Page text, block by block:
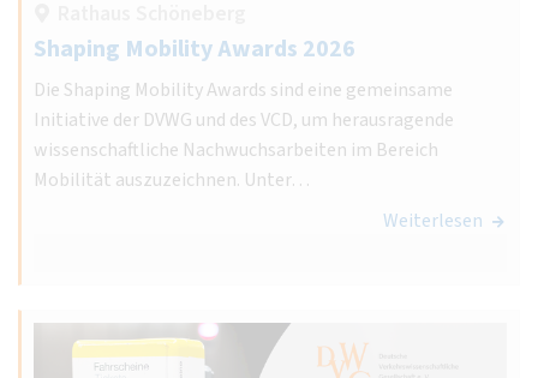
Shaping Mobility Awards 2026
Die Shaping Mobility Awards sind eine gemeinsame
Initiative der DVWG und des VCD, um herausragende
wissenschaftliche Nachwuchsarbeiten im Bereich
Mobilität auszuzeichnen. Unter…
Weiterlesen